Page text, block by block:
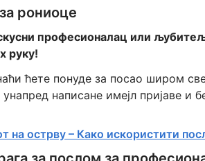
рониоце
професионалац или
руку!
ћете понуде за посао широм
написане имејл пријаве и
на острву – Како искористити